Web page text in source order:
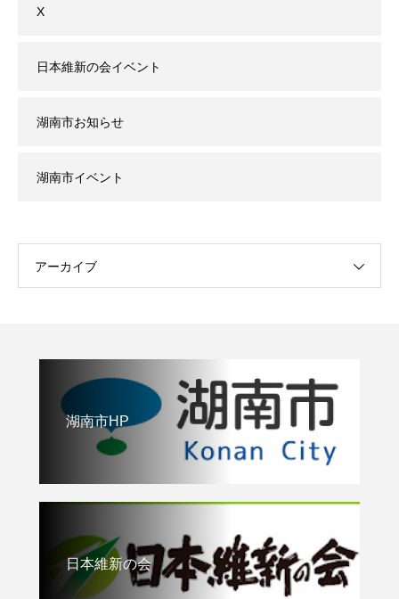
X
日本維新の会イベント
湖南市お知らせ
湖南市イベント
アーカイブ
湖南市HP
日本維新の会